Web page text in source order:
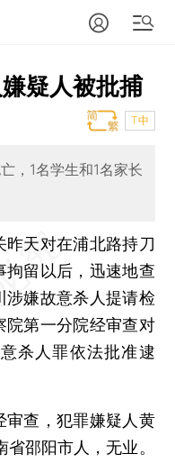
疑人被批捕
T中
，1名学生和1名家长
昨天对在浦北路持刀
留以后，迅速地查
涉嫌故意杀人提请检
院第一分院经审查对
杀人罪依法批准逮
查，犯罪嫌疑人黄
邵阳市人，无业。